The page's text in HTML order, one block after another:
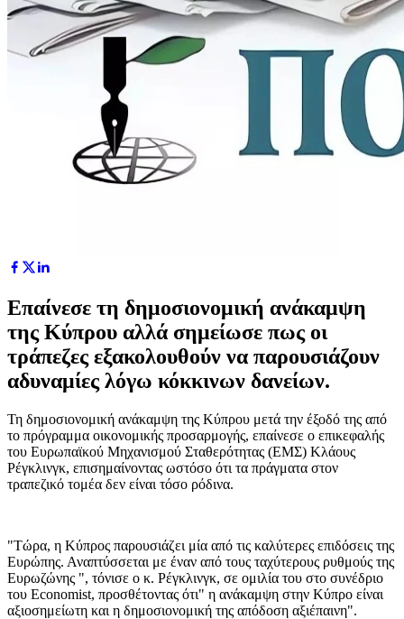
Επαίνεσε τη δημοσιονομική ανάκαμψη
της Κύπρου αλλά σημείωσε πως οι
τράπεζες εξακολουθούν να παρουσιάζουν
αδυναμίες λόγω κόκκινων δανείων.
Τη δημοσιονομική ανάκαμψη της Κύπρου μετά την έξοδό της από
το πρόγραμμα οικονομικής προσαρμογής, επαίνεσε ο επικεφαλής
του Ευρωπαϊκού Μηχανισμού Σταθερότητας (EΜΣ) Κλάους
Ρέγκλινγκ, επισημαίνοντας ωστόσο ότι τα πράγματα στον
τραπεζικό τομέα δεν είναι τόσο ρόδινα.
"Τώρα, η Κύπρος παρουσιάζει μία από τις καλύτερες επιδόσεις της
Ευρώπης. Αναπτύσσεται με έναν από τους ταχύτερους ρυθμούς της
Ευρωζώνης ", τόνισε ο κ. Ρέγκλινγκ, σε ομιλία του στο συνέδριο
του Economist, προσθέτοντας ότι" η ανάκαμψη στην Κύπρο είναι
αξιοσημείωτη και η δημοσιονομική της απόδοση αξιέπαινη".